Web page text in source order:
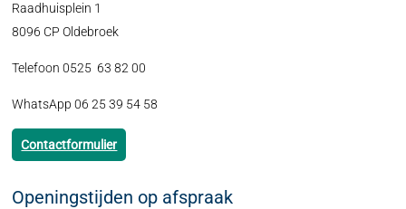
Raadhuisplein 1
8096 CP Oldebroek
Telefoon 0525 63 82 00
WhatsApp 06 25 39 54 58
Contactformulier
Openingstijden op afspraak